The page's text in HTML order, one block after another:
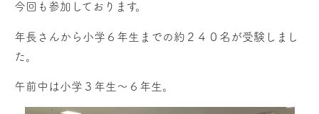
今回も参加しております。
年長さんから小学６年生までの約２４０名が受験しまし
た。
午前中は小学３年生〜６年生。